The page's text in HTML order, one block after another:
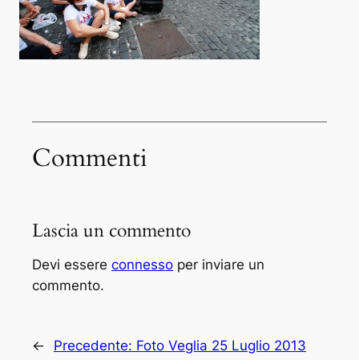
Commenti
Lascia un commento
Devi essere connesso per inviare un
commento.
← Precedente: Foto Veglia 25 Luglio 2013